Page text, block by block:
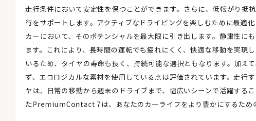
走行条件において安定性を保つことができます。さらに、低転がり抵
行をサポートします。アクティブなドライビングを楽しむために最適
カーにおいて、そのポテンシャルを最大限に引き出します。静粛性に
ます。これにより、長時間の運転でも疲れにくく、快適な移動を実現
いるため、タイヤの寿命も長く、持続可能な選択ともなります。加
ず、エコロジカルな素材を使用している点は評価されています。走行
ヤは、日常の移動から週末のドライブまで、幅広いシーンで活躍する
たPremiumContact 7は、あなたのカーライフをより豊かにするため